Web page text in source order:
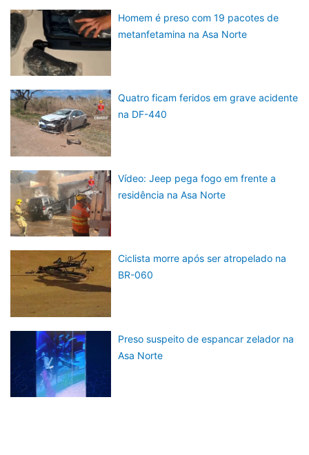
Homem é preso com 19 pacotes de
metanfetamina na Asa Norte
Quatro ficam feridos em grave acidente
na DF-440
Vídeo: Jeep pega fogo em frente a
residência na Asa Norte
Ciclista morre após ser atropelado na
BR-060
Preso suspeito de espancar zelador na
Asa Norte